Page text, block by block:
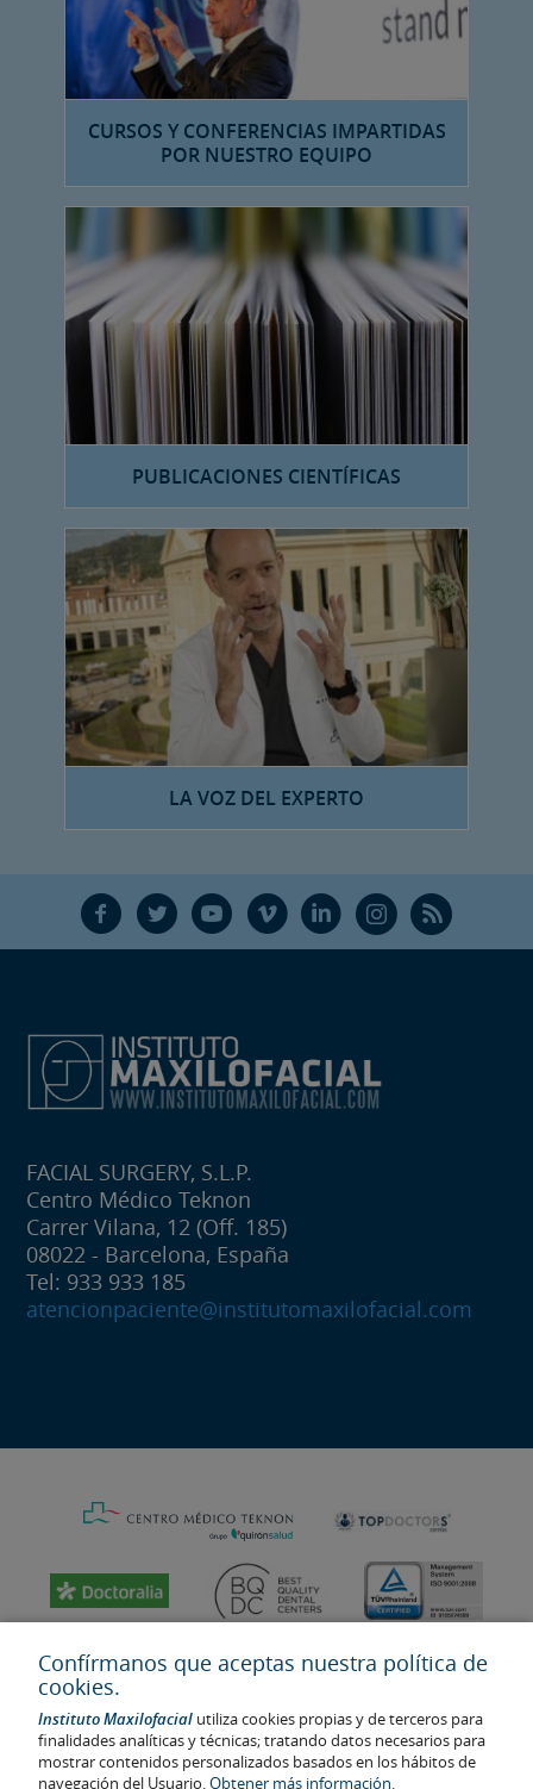
CURSOS Y CONFERENCIAS IMPARTIDAS
POR NUESTRO EQUIPO
PUBLICACIONES CIENTÍFICAS
LA VOZ DEL EXPERTO
F T Y V L Ñ R
FACIAL SURGERY, S.L.P.
Centro Médico Teknon
Carrer Vilana, 12 (Off. 185)
08022 - Barcelona, España
Tel: 933 933 185
atencionpaciente@institutomaxilofacial.com
Confírmanos que aceptas nuestra política de
cookies.
Instituto Maxilofacial utiliza cookies propias y de terceros para
finalidades analíticas y técnicas; tratando datos necesarios para
mostrar contenidos personalizados basados en los hábitos de
navegación del Usuario.Obtener más información.